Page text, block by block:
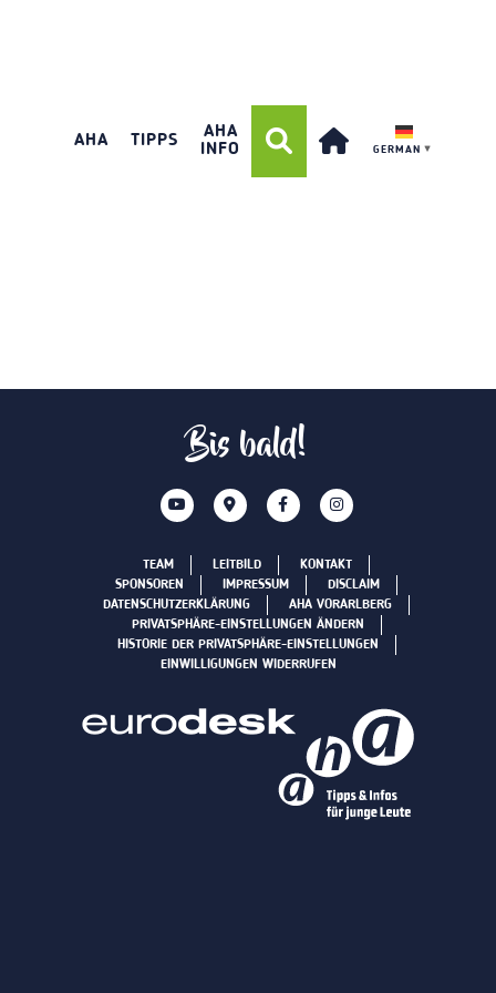
AHA TIPPS
AHA
INFO
GERMAN ▼
Bis bald!
TEAM LEITBILD
KONTAKT
SPONSOREN
IMPRESSUM
DISCLAIM
DATENSCHUTZERKLÄRUNG
AHA VORARLBERG
PRIVATSPHÄRE-EINSTELLUNGEN ÄNDERN
HISTORIE DER PRIVATSPHÄRE-EINSTELLUNGEN
EINWILLIGUNGEN WIDERRUFEN